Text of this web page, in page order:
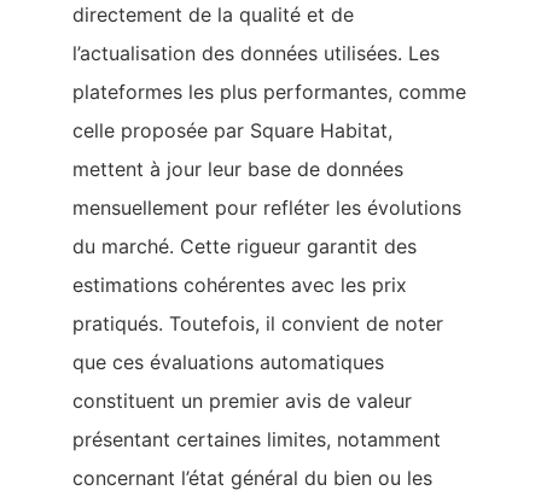
directement de la qualité et de
l’actualisation des données utilisées. Les
plateformes les plus performantes, comme
celle proposée par Square Habitat,
mettent à jour leur base de données
mensuellement pour refléter les évolutions
du marché. Cette rigueur garantit des
estimations cohérentes avec les prix
pratiqués. Toutefois, il convient de noter
que ces évaluations automatiques
constituent un premier avis de valeur
présentant certaines limites, notamment
concernant l’état général du bien ou les